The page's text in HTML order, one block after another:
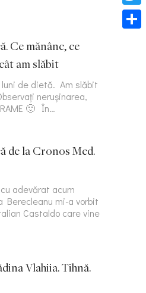
Ce mănânc, ce
am slăbit
de dietă. Am slăbit
nerușinarea,
🙂 În…
de la Cronos Med.
adevărat acum
Berecleanu mi-a vorbit
Castaldo care vine
Vlahiia. Tihnă.